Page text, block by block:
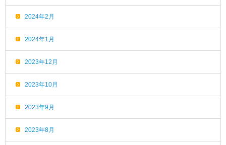
2024年2月
2024年1月
2023年12月
2023年10月
2023年9月
2023年8月